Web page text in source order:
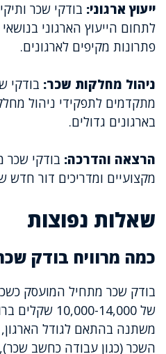
ייעוץ ארגוני: בודקי שכר
לתחום הייעוץ הארגוני
פתרונות מקיפים לארגונים.
ניהול מחלקות שכר: בודקי
מתקדמים לתפקידי ניהול
בארגונים גדולים.
הרצאה והדרכה: בודקי שכר
מקצועיים ומדריכים דור חדש
שאלות נפוצות
כמה מרוויח בודק
בודק שכר מתחיל המועסק
של 10,000-
משתנה בהתאם לגודל הארגון,
השכר (כגון עבודה כחשב שכר),